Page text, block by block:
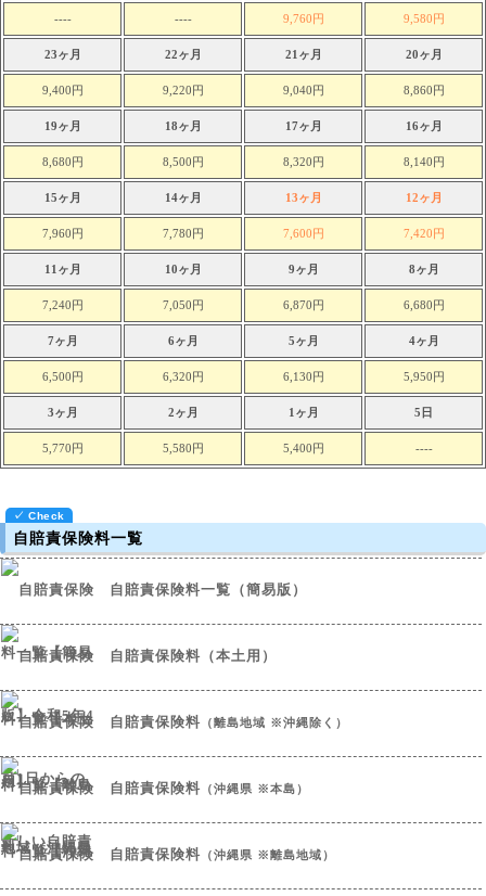
---- ---- 9,760円 9,580円
23ヶ月 22ヶ月 21ヶ月 20ヶ月
9,400円 9,220円 9,040円 8,860円
19ヶ月 18ヶ月 17ヶ月 16ヶ月
8,680円 8,500円 8,320円 8,140円
15ヶ月 14ヶ月 13ヶ月 12ヶ月
7,960円 7,780円 7,600円 7,420円
11ヶ月 10ヶ月 9ヶ月 8ヶ月
7,240円 7,050円 6,870円 6,680円
7ヶ月 6ヶ月 5ヶ月 4ヶ月
6,500円 6,320円 6,130円 5,950円
3ヶ月 2ヶ月 1ヶ月 5日
5,770円 5,580円 5,400円 ----
自賠責保険料一覧
自賠責保険料一覧（簡易版）
自賠責保険料（本土用）
自賠責保険料 （離島地域 ※沖縄除く）
自賠責保険料 （沖縄県 ※本島）
自賠責保険料 （沖縄県 ※離島地域）